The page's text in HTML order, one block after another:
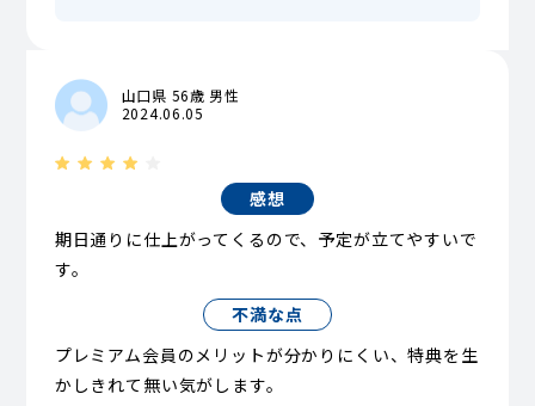
山口県 56歳 男性
2024.06.05
感想
期日通りに仕上がってくるので、予定が立てやすいで
す。
不満な点
プレミアム会員のメリットが分かりにくい、特典を生
かしきれて無い気がします。